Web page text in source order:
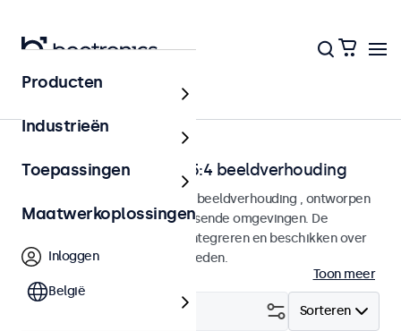
Home
Monitoren met 4:3 en 5:4 beeldverhouding
Monitoren met een 4:3 en 5:4 beeldverhouding , ontworpen
voor continu gebruik in veeleisende omgevingen. De
monitoren zijn eenvoudig te integreren en beschikken over
tal van configuratiemogelijkheden.
Toon meer
Sorteren
Producten
Industrieën
Toepassingen
Maatwerkoplossingen
Inloggen
België